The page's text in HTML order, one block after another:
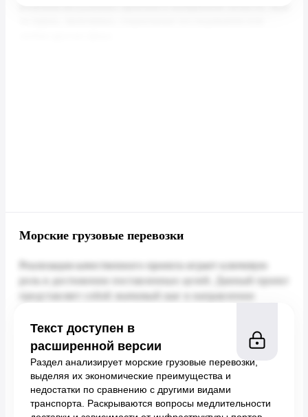
Морские грузовые перевозки
Текст доступен в
расширенной версии
Раздел анализирует морские грузовые перевозки,
выделяя их экономические преимущества и
недостатки по сравнению с другими видами
транспорта. Раскрываются вопросы медлительности